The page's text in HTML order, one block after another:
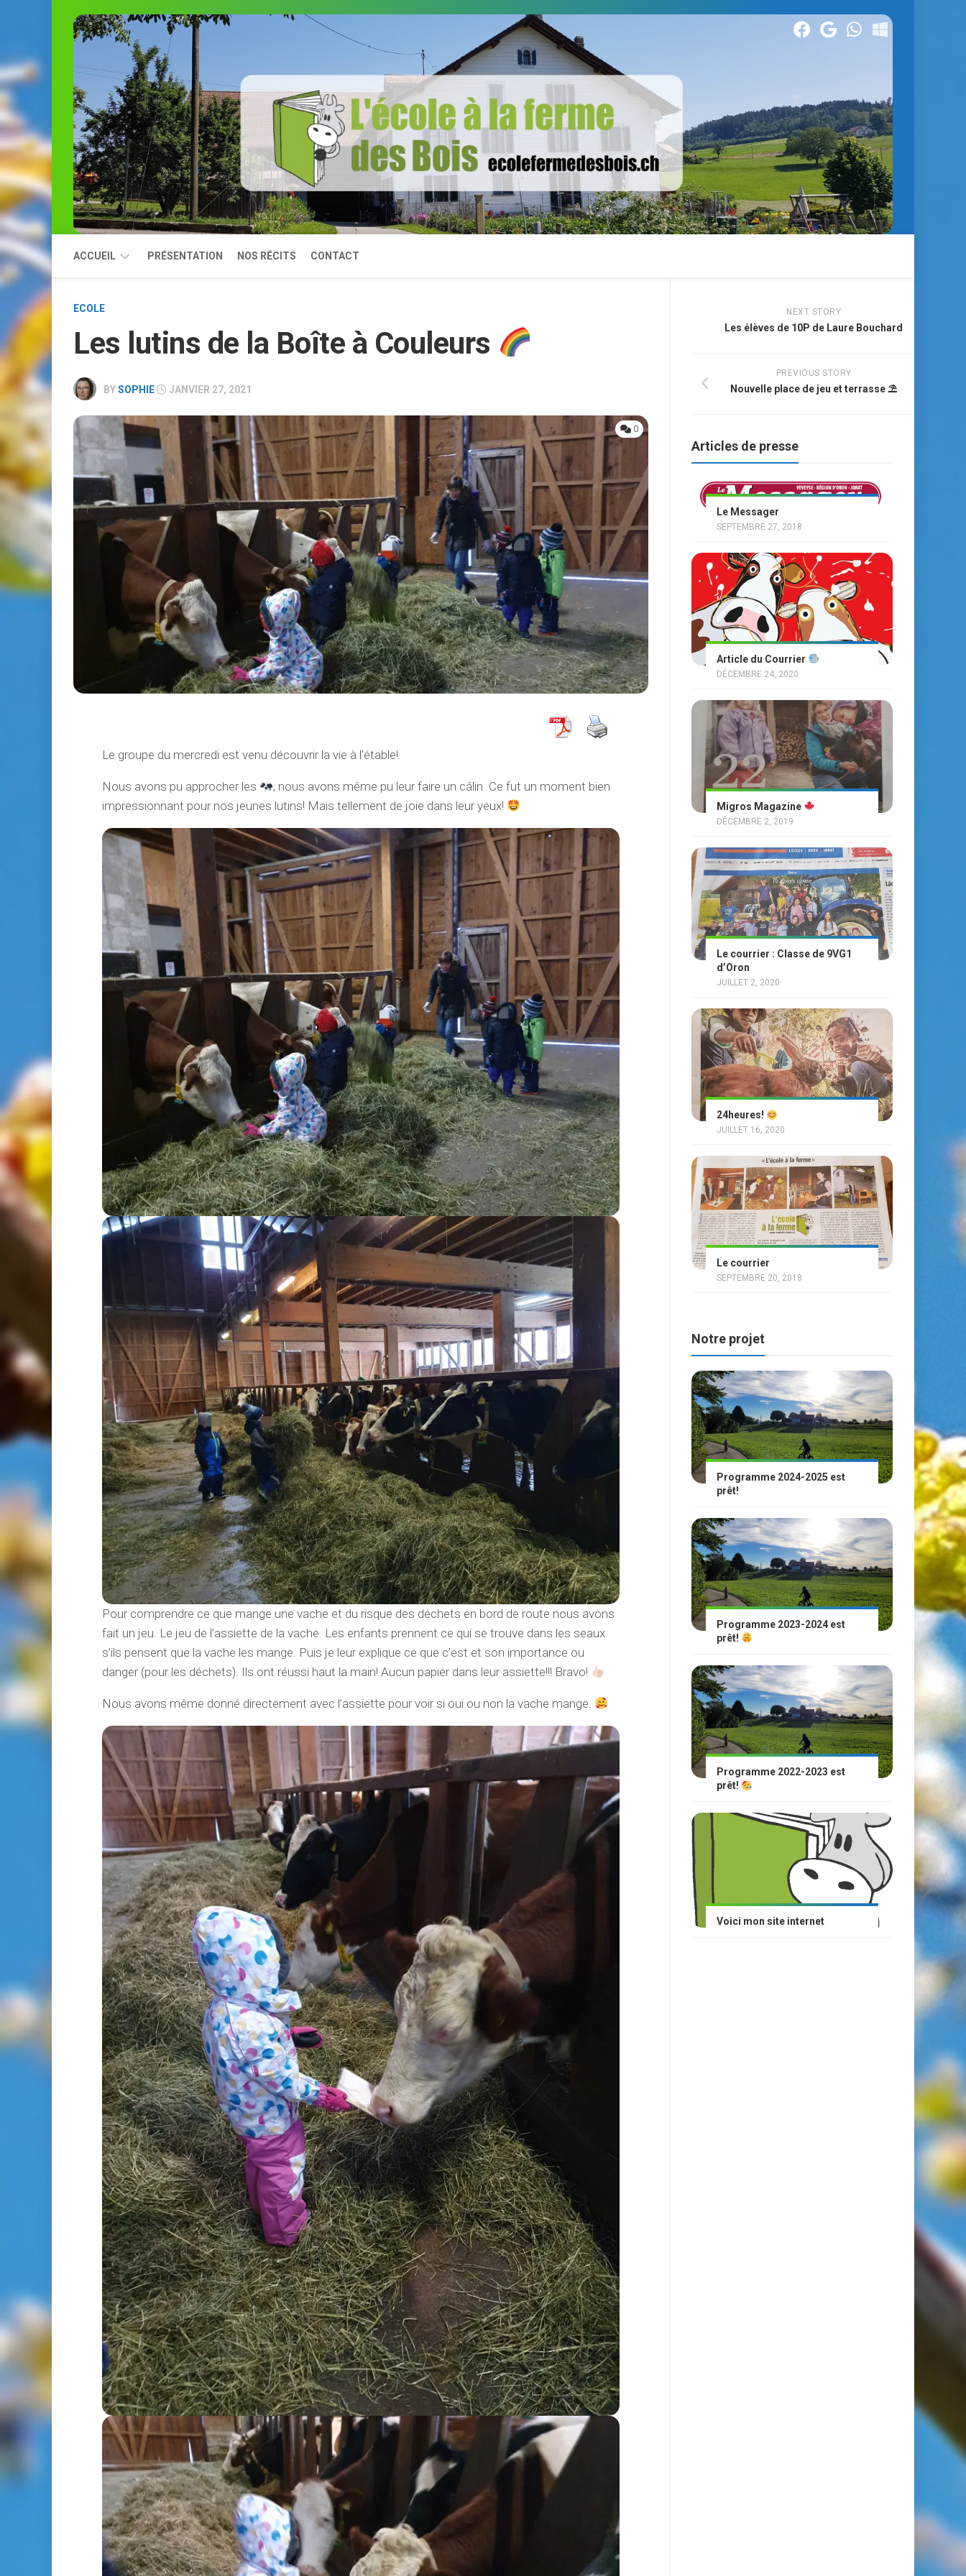
ACCUEIL
MODULES
RÉSERVATION
PRÉSENTATION NOS RÉCITS CONTACT
ECOLE
Les lutins de la Boîte à Couleurs
BYSOPHIE JANVIER 27, 2021
0
Le groupe du mercredi est venu découvrir la vie à l’étable!
Nous avons pu approcher les
, nous avons même pu leur faire un câlin. Ce fut un moment bien
impressionnant pour nos jeunes lutins! Mais tellement de joie dans leur yeux!
Pour comprendre ce que mange une vache et du risque des déchets en bord de route nous avons
fait un jeu. Le jeu de l’assiette de la vache. Les enfants prennent ce qui se trouve dans les seaux
s’ils pensent que la vache les mange. Puis je leur explique ce que c’est et son importance ou
danger (pour les déchets). Ils ont réussi haut la main! Aucun papier dans leur assiette!!! Bravo!
Nous avons même donné directement avec l’assiette pour voir si oui ou non la vache mange.
NEXT STORY
Les élèves de 10P de Laure Bouchard
PREVIOUS STORY
Nouvelle place de jeu et terrasse ⛱
Articles de presse
Le Messager
SEPTEMBRE 27, 2018
Article du Courrier
DÉCEMBRE 24, 2020
Migros Magazine
DÉCEMBRE 2, 2019
Le courrier : Classe de 9VG1
d’Oron
JUILLET 2, 2020
24heures!
JUILLET 16, 2020
Le courrier
SEPTEMBRE 20, 2018
Notre projet
Programme 2024-2025 est
prêt!
Programme 2023-2024 est
prêt!
Programme 2022-2023 est
prêt!
Voici mon site internet